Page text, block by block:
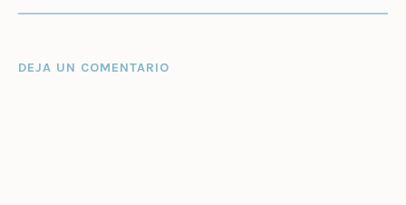
DEJA UN COMENTARIO